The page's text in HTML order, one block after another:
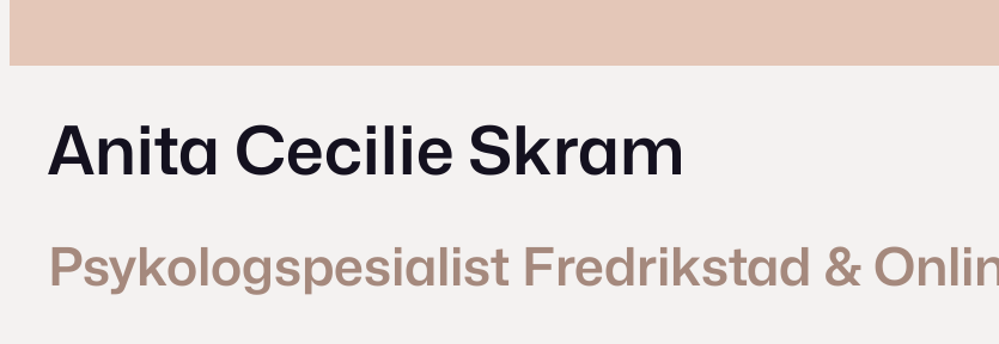
Anita Cecilie Skram
Psykologspesialist Fredrikstad &